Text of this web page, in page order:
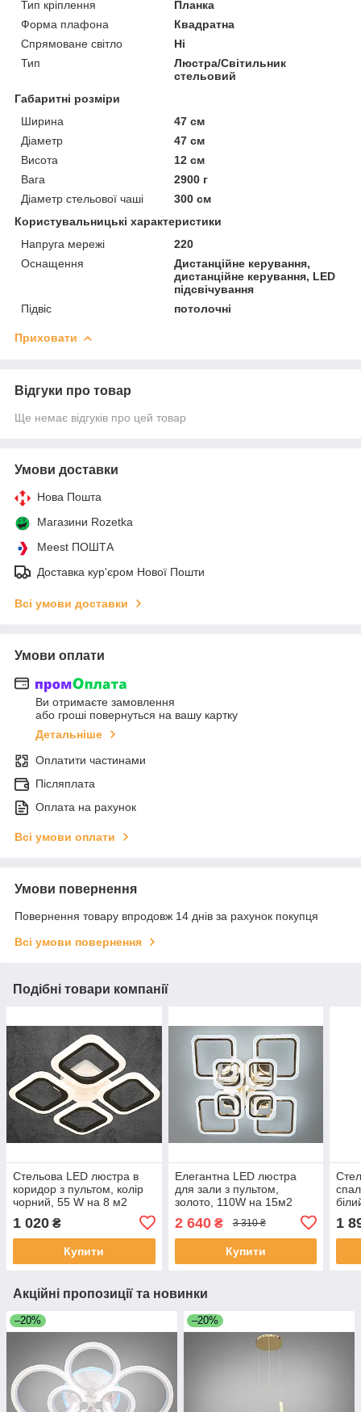
Тип кріплення
Планка
Форма плафона
Квадратна
Спрямоване світло
Ні
Тип
Люстра/Світильник
стельовий
Габаритні розміри
Ширина
47 см
Діаметр
47 см
Висота
12 см
Вага
2900 г
Діаметр стельової чаші
300 см
Користувальницькі характеристики
Напруга мережі
220
Оснащення
Дистанційне керування,
дистанційне керування, LED
підсвічування
Підвіс
потолочні
Приховати
Відгуки про товар
Ще немає відгуків про цей товар
Умови доставки
Нова Пошта
Магазини Rozetka
Meest ПОШТА
Доставка кур'єром Нової Пошти
Всі умови доставки
Умови оплати
Ви отримаєте замовлення
або гроші повернуться на вашу картку
Детальніше
Оплатити частинами
Післяплата
Оплата на рахунок
Всі умови оплати
Умови повернення
Повернення товару впродовж 14 днів за рахунок покупця
Всі умови повернення
Подібні товари компанії
Стельова LED люстра в
коридор з пультом, колір
чорний, 55 W на 8 м2
1 020 ₴
Купити
Елегантна LED люстра
для зали з пультом,
золото, 110W на 15м2
2 640₴ 3 310 ₴
Купити
1
Акційні пропозиції та новинки
–20% –20%